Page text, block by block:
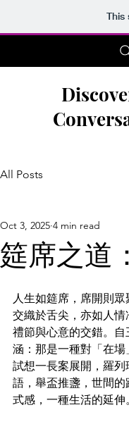
This
All Posts
筵席之道
Oct 3, 2025 4 min read
人生如筵席，席開則
交織於舌尖，亦如人
禮節與心意的交錯。
涵：那是一種對「在
試想一長案展開，羅
語，舉盃推盞，世間
式感，一種生活的延伸